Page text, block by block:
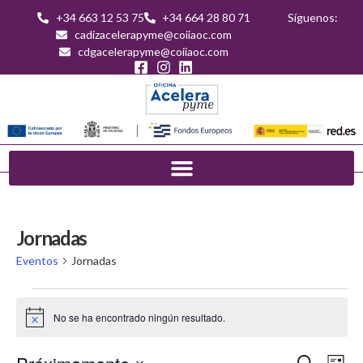
+34 663 12 53 75
+34 664 28 80 71
cadizacelerapyme@coiiaoc.com
cdgacelerapyme@coiiaoc.com
Síguenos:
Jornadas
Eventos Jornadas
Aviso No se ha encontrado ningún resultado.